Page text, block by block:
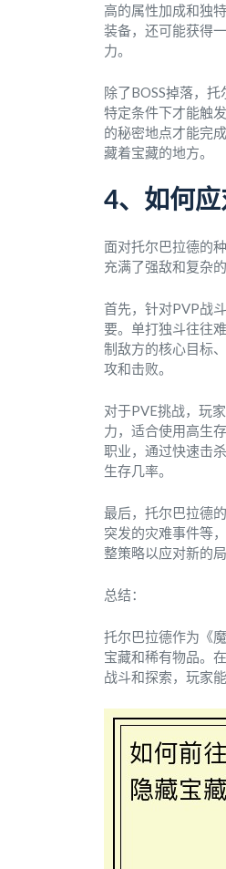
高的属性加成和独
装备，还可能获得
力。
除了BOSS掉落，
特定条件下才能触
的秘密地点才能完
藏着宝藏的地方。
4、如何
面对托尔巴拉德的
充满了强敌和复杂
首先，针对PVP战
要。单打独斗往往
制敌方的核心目标
攻和击败。
对于PVE挑战，玩
力，适合使用高生
职业，通过快速击
生存几率。
最后，托尔巴拉德
突发的灾难事件等
整策略以应对新的局
总结：
托尔巴拉德作为《
宝藏和稀有物品。
战斗和探索，玩家